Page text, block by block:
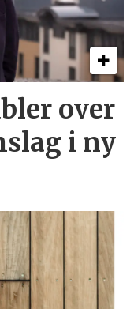
over
i ny